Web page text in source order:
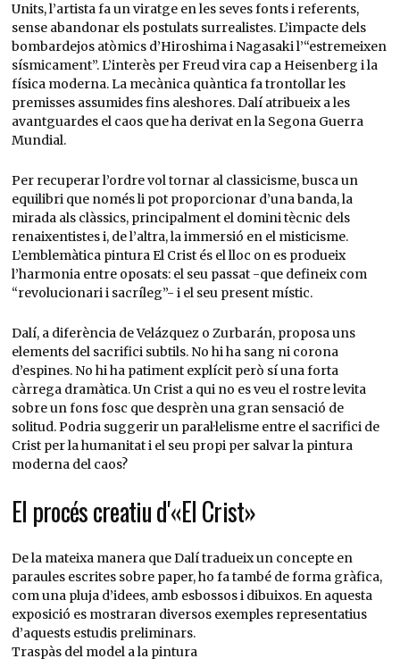
Units, l’artista fa un viratge en les seves fonts i referents,
sense abandonar els postulats surrealistes. L’impacte dels
bombardejos atòmics d’Hiroshima i Nagasaki l’“estremeixen
sísmicament”. L’interès per Freud vira cap a Heisenberg i la
física moderna. La mecànica quàntica fa trontollar les
premisses assumides fins aleshores. Dalí atribueix a les
avantguardes el caos que ha derivat en la Segona Guerra
Mundial.
Per recuperar l’ordre vol tornar al classicisme, busca un
equilibri que només li pot proporcionar d’una banda, la
mirada als clàssics, principalment el domini tècnic dels
renaixentistes i, de l’altra, la immersió en el misticisme.
L’emblemàtica pintura El Crist és el lloc on es produeix
l’harmonia entre oposats: el seu passat -que defineix com
“revolucionari i sacríleg”- i el seu present místic.
Dalí, a diferència de Velázquez o Zurbarán, proposa uns
elements del sacrifici subtils. No hi ha sang ni corona
d’espines. No hi ha patiment explícit però sí una forta
càrrega dramàtica. Un Crist a qui no es veu el rostre levita
sobre un fons fosc que desprèn una gran sensació de
solitud. Podria suggerir un paral·lelisme entre el sacrifici de
Crist per la humanitat i el seu propi per salvar la pintura
moderna del caos?
El procés creatiu d'«El Crist»
De la mateixa manera que Dalí tradueix un concepte en
paraules escrites sobre paper, ho fa també de forma gràfica,
com una pluja d’idees, amb esbossos i dibuixos. En aquesta
exposició es mostraran diversos exemples representatius
d’aquests estudis preliminars.
Traspàs del model a la pintura